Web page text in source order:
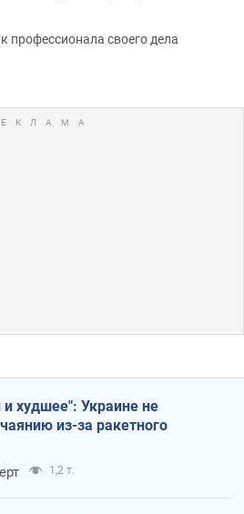
своего дела
худшее": Украине не
из-за ракетного
1,2 т.